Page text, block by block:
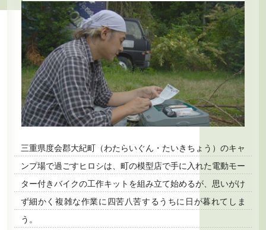
三重県度会郡大紀町（わたらいぐん・たいきちょう）のキャ
ンプ場で過ごすヒロシは、町の模型店で手に入れた電動モー
ター付きバイクの工作キットを組み立て始めるが、思いがけ
ず細かく複雑な作業に四苦八苦するうちに日が暮れてしま
う。